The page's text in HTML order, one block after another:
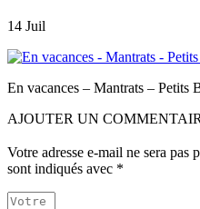
14 Juil
En vacances – Mantrats – Petits
AJOUTER UN
Votre adresse e-mail ne sera pas
sont indiqués avec *